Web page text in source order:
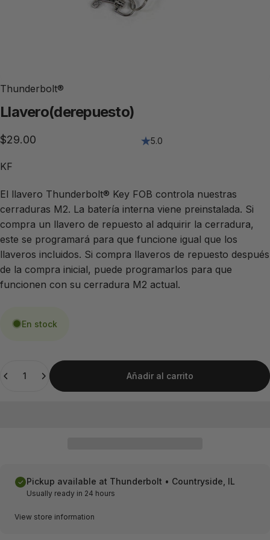
Thunderbolt®
Llavero(derepuesto)
$29.00 5.0
KF
El llavero Thunderbolt® Key FOB controla nuestras
cerraduras M2. La batería interna viene preinstalada. Si
compra un llavero de repuesto al adquirir la cerradura,
este se programará para que funcione igual que los
llaveros incluidos. Si compra llaveros de repuesto después
de la compra inicial, puede programarlos para que
funcionen con su cerradura M2 actual.
En stock
Añadir al carrito
Pickup available at Thunderbolt • Countryside, IL
Usually ready in 24 hours
View store information